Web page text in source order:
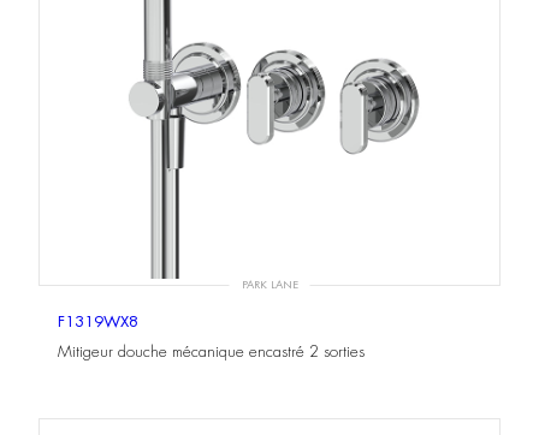
PARK LANE
F1319WX8
Mitigeur douche mécanique encastré 2 sorties